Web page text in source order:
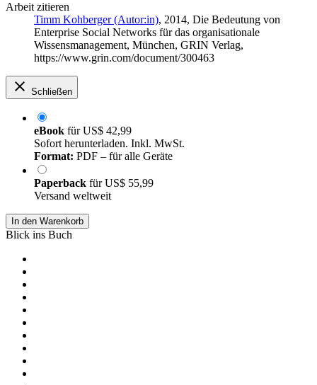
Arbeit zitieren
Timm Kohberger (Autor:in), 2014, Die Bedeutung von
Enterprise Social Networks für das organisationale
Wissensmanagement, München, GRIN Verlag,
https://www.grin.com/document/300463
Schließen
eBook fürUS$ 42,99
Sofort herunterladen. Inkl. MwSt.
Format: PDF – für alle Geräte
Paperback fürUS$ 55,99
Versand weltweit
In den Warenkorb
Blick ins Buch